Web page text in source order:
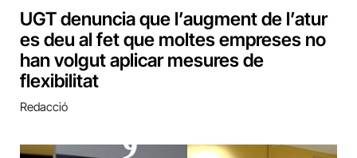
UGT denuncia que l’augment de l’atur
es deu al fet que moltes empreses no
han volgut aplicar mesures de
flexibilitat
Redacció